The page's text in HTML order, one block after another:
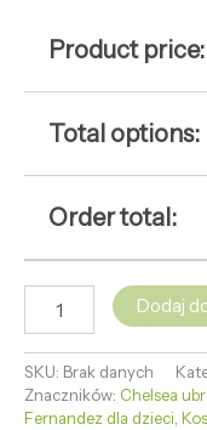
Product price:
Total options:
Order total:
Dodaj
SKU: Brak danych
Znaczników: Chelsea
Fernandez dla dzieci,